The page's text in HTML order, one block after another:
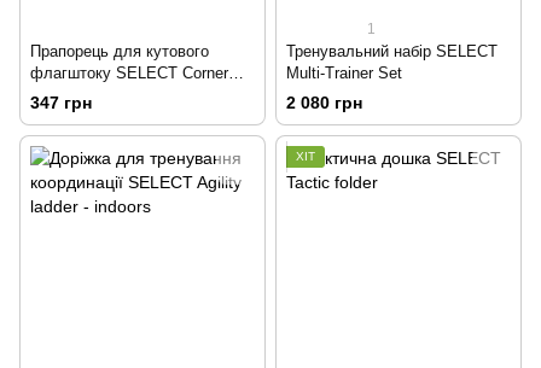
Прапорець для кутового
флагштоку SELECT Corner
Flag
347 грн
1
Тренувальний набір SELECT
Multi-Trainer Set
2 080 грн
ХІТ